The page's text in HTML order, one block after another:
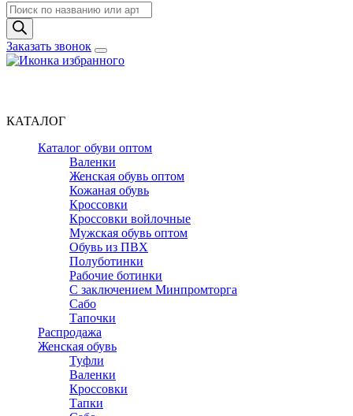
Поиск
товаров
Заказать звонок
КАТАЛОГ
Каталог обуви оптом
Валенки
Женская обувь оптом
Кожаная обувь
Кроссовки
Кроссовки войлочные
Мужская обувь оптом
Обувь из ПВХ
Полуботинки
Рабочие ботинки
С заключением Минпромторга
Сабо
Тапочки
Распродажа
Женская обувь
Туфли
Валенки
Кроссовки
Тапки